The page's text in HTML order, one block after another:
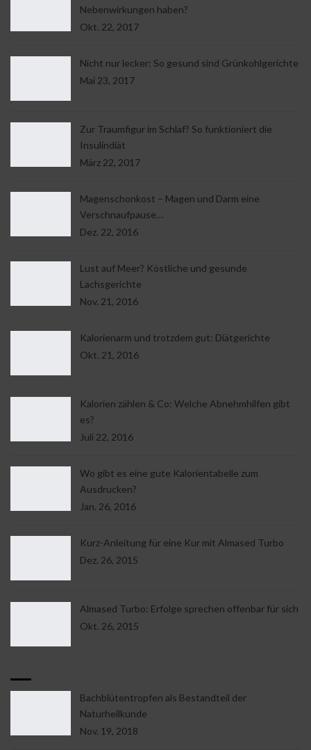
Nebenwirkungen haben?
Okt. 22, 2017
Nicht nur lecker: So gesund sind Grünkohlgerichte
Mai 23, 2017
Zur Traumfigur im Schlaf? So funktioniert die
Insulindiät
März 22, 2017
Magenschonkost – Magen und Darm eine
Verschnaufpause…
Dez. 22, 2016
Lust auf Meer? Köstliche und gesunde
Lachsgerichte
Nov. 21, 2016
Kalorienarm und trotzdem gut: Diätgerichte
Okt. 21, 2016
Kalorien zählen & Co: Welche Abnehmhilfen gibt
es?
Juli 22, 2016
Wo gibt es eine gute Kalorientabelle zum
Ausdrucken?
Jan. 26, 2016
Kurz-Anleitung für eine Kur mit Almased Turbo
Dez. 26, 2015
Almased Turbo: Erfolge sprechen offenbar für sich
Okt. 26, 2015
Bachblütentropfen als Bestandteil der
Naturheilkunde
Nov. 19, 2018